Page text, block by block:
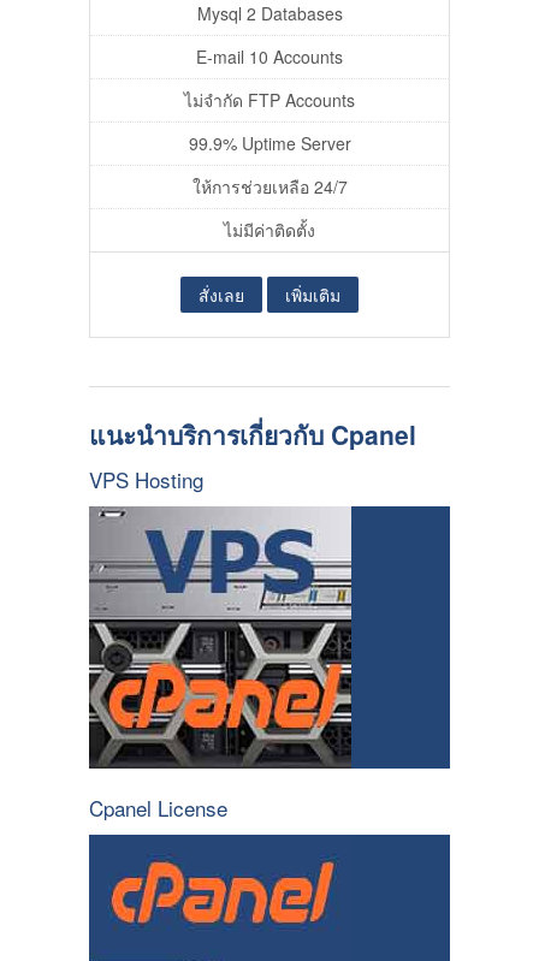
Mysql 2 Databases
E-mail 10 Accounts
ไม่จำกัด FTP Accounts
99.9% Uptime Server
ให้การช่วยเหลือ 24/7
ไม่มีค่าติดตั้ง
สั่งเลย เพิ่มเติม
แนะนำบริการเกี่ยวกับ Cpanel
VPS Hosting
Cpanel License